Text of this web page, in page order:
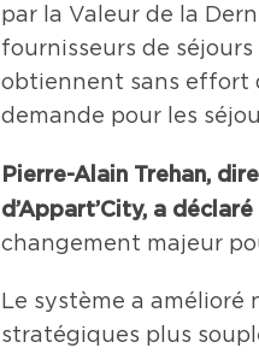
par la Valeur de la
fournisseurs de
obtiennent sans effort
demande pour les
Pierre-Alain Trehan,
d’Appart’City, a déclaré
changement majeur
Le système a
stratégiques plus